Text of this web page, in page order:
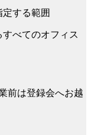
する範囲
べてのオフィス
前は登録会へお越